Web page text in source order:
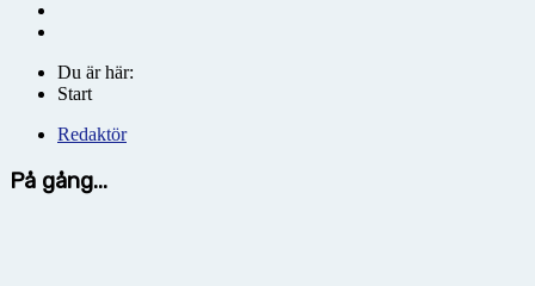
Du är här:
Start
Redaktör
På gång...